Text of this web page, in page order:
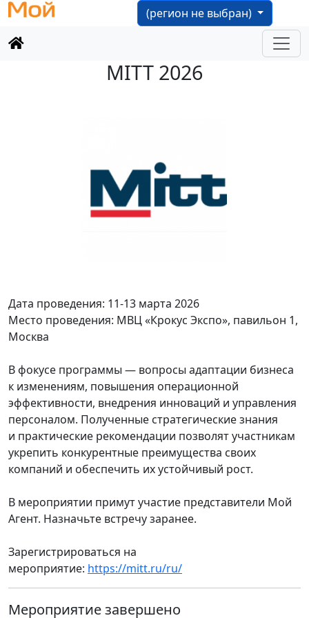
(регион не выбран)
MITT 2026
Дата проведения: 11-13 марта 2026
Место проведения: МВЦ «Крокус Экспо», павильон 1,
Москва
В фокусе программы — вопросы адаптации бизнеса
к изменениям, повышения операционной
эффективности, внедрения инноваций и управления
персоналом. Полученные стратегические знания
и практические рекомендации позволят участникам
укрепить конкурентные преимущества своих
компаний и обеспечить их устойчивый рост.
В мероприятии примут участие представители Мой
Агент. Назначьте встречу заранее.
Зарегистрироваться на
мероприятие: https://mitt.ru/ru/
Мероприятие завершено